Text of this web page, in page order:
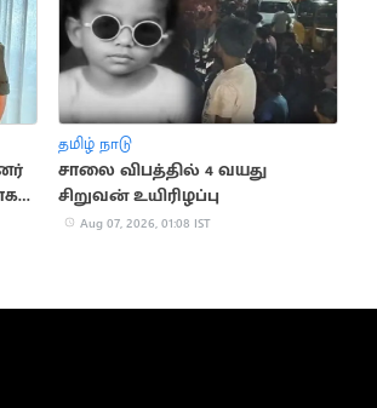
தமிழ் நாடு
சாலை விபத்தில் 4 வயது
சிறுவன் உயிரிழப்பு
Aug 07, 2026, 01:08 IST